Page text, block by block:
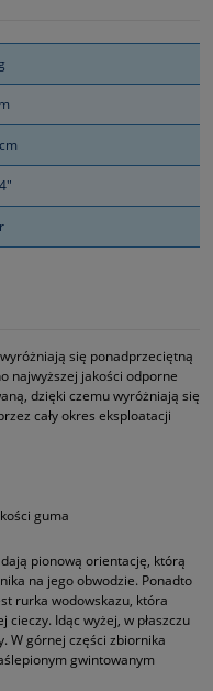
się ponadprzeciętną
najwyższej jakości odporne
dzięki czemu wyróżniają się
cały okres eksploatacji
guma
pionową orientację, którą
na jego obwodzie. Ponadto
rurka wodowskazu, która
Idąc wyżej, w płaszczu
W górnej części zbiornika
gwintowanym